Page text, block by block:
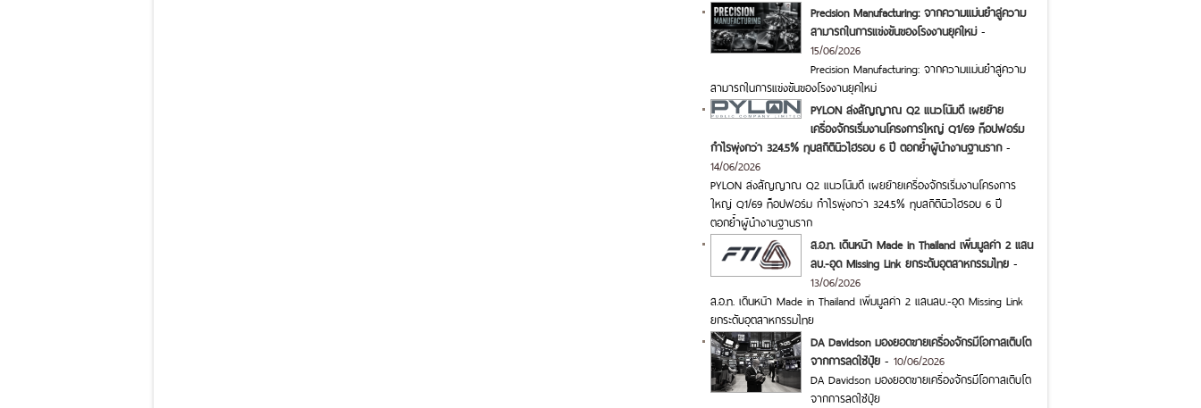
Precision Manufacturing: จากความแม่นยำสู่ความ
สามารถในการแข่งขันของโรงงานยุคใหม่-
15/06/2026
Precision Manufacturing: จากความแม่นยำสู่ความ
สามารถในการแข่งขันของโรงงานยุคใหม่
PYLON ส่งสัญญาณ Q2 แนวโน้มดี เผยย้าย
เครื่องจักรเริ่มงานโครงการใหญ่ Q1/69 ท็อปฟอร์ม
กำไรพุ่งกว่า 324.5% ทุบสถิตินิวไฮรอบ 6 ปี ตอกย้ำผู้นำงานฐานราก-
14/06/2026
PYLON ส่งสัญญาณ Q2 แนวโน้มดี เผยย้ายเครื่องจักรเริ่มงานโครงการ
ใหญ่ Q1/69 ท็อปฟอร์ม กำไรพุ่งกว่า 324.5% ทุบสถิตินิวไฮรอบ 6 ปี
ตอกย้ำผู้นำงานฐานราก
ส.อ.ท. เดินหน้า Made in Thailand เพิ่มมูลค่า 2 แสน
ลบ.-อุด Missing Link ยกระดับอุตสาหกรรมไทย -
13/06/2026
ส.อ.ท. เดินหน้า Made in Thailand เพิ่มมูลค่า 2 แสนลบ.-อุด Missing Link
ยกระดับอุตสาหกรรมไทย
DA Davidson มองยอดขายเครื่องจักรมีโอกาสเติบโต
จากการลดใช้ปุ๋ย - 10/06/2026
DA Davidson มองยอดขายเครื่องจักรมีโอกาสเติบโต
จากการลดใช้ปุ๋ย